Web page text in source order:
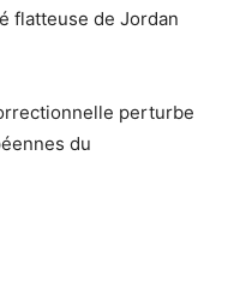
flatteuse de Jordan
perturbe
du